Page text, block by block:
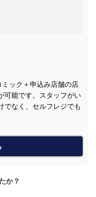
ミック＋申込み店舗の店
可能です。スタッフがい
でなく、セルフレジでも
か？